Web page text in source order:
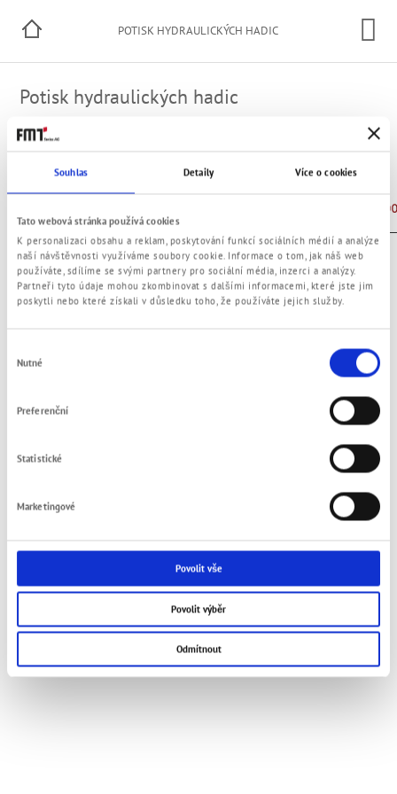
Souhlas Detaily Více o cookies
Tato webová stránka používá cookies
K personalizaci obsahu a reklam, poskytování funkcí sociálních médií a analýze
naší návštěvnosti využíváme soubory cookie. Informace o tom, jak náš web
používáte, sdílíme se svými partnery pro sociální média, inzerci a analýzy.
Partneři tyto údaje mohou zkombinovat s dalšími informacemi, které jste jim
poskytli nebo které získali v důsledku toho, že používáte jejich služby.
souhlasu
Nutné
Preferenční
Statistické
Marketingové
Povolit vše
Povolit výběr
Odmítnout
POTISK HYDRAULICKÝCH HADIC
Potisk hydraulických hadic
Naše hadice jsou potištěny bokem dle DIN 1283.
Příklad:
Nr.
Popis
1
Dodavatel hadice
2
Domovská stránka dodavatele
4
6
Průtlakový tlak
VOP Kontakt